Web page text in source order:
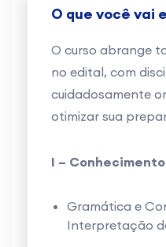
O que você vai
O curso abrange
no edital, com
cuidadosamente
otimizar sua
I –
Gramática e
Interpretação